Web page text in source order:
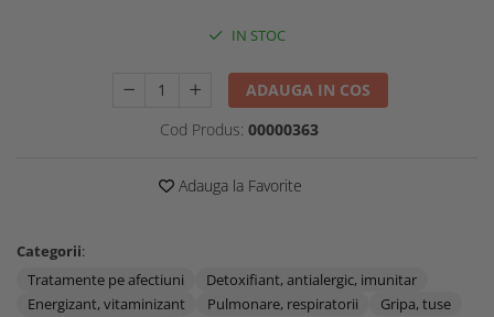
IN STOC
ADAUGA IN COS
Cod Produs: 00000363
Adauga la Favorite
Categorii:
Tratamente pe afectiuni
Detoxifiant, antialergic, imunitar
Energizant, vitaminizant
Pulmonare, respiratorii
Gripa, tuse